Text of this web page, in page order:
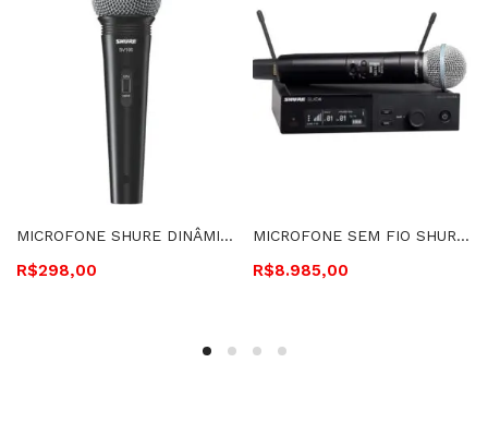
MICROFONE SHURE DINÂMICO CARDIÓIDE- SV100
R$298,00
MICROFONE SEM FIO SHURE DE MÃO – SLXD24/BETA58 G58
R$8.985,00